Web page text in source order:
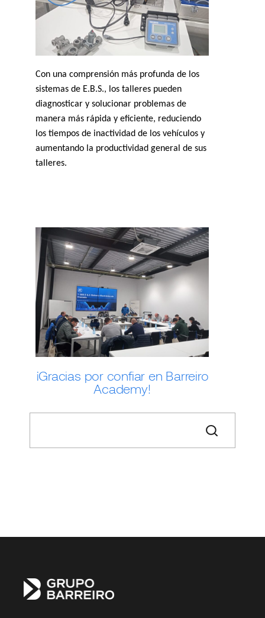
Con una comprensión más profunda de los
sistemas de E.B.S., los talleres pueden
diagnosticar y solucionar problemas de
manera más rápida y eficiente, reduciendo
los tiempos de inactividad de los vehículos y
aumentando la productividad general de sus
talleres.
¡Gracias por confiar en Barreiro
Academy!